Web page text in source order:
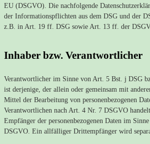
EU (DSGVO). Die nachfolgende
der Informationspflichten aus dem DSG und der
z.B. in Art. 19 ff. DSG sowie Art. 13 ff. der
Inhaber bzw. Verantwortlicher
Verantwortlicher im Sinne von Art. 5 Bst. j DSG
ist derjenige, der allein oder gemeinsam mit
Mittel der Bearbeitung von personenbezogenen
Verantwortlichen nach Art. 4 Nr. 7 DSGVO
Empfänger der personenbezogenen Daten im
DSGVO. Ein allfälliger Drittempfänger wird